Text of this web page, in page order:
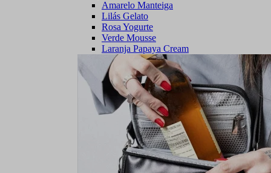
Amarelo Manteiga
Lilás Gelato
Rosa Yogurte
Verde Mousse
Laranja Papaya Cream